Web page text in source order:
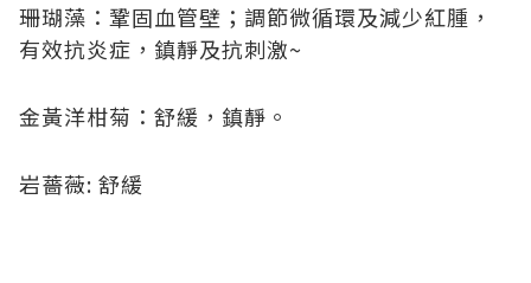
珊瑚藻：鞏固血管壁；調節微循環及減少紅腫，
有效抗炎症，鎮靜及抗刺激~
金黃洋柑菊：舒緩，鎮靜。
岩薔薇: 舒緩